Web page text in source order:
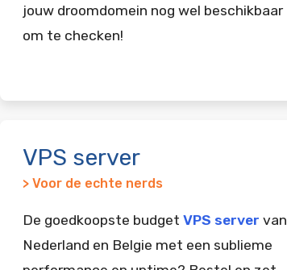
jouw droomdomein nog wel beschikbaar
om te checken!
VPS server
> Voor de echte nerds
De goedkoopste budget VPS server van
Nederland en Belgie met een sublieme